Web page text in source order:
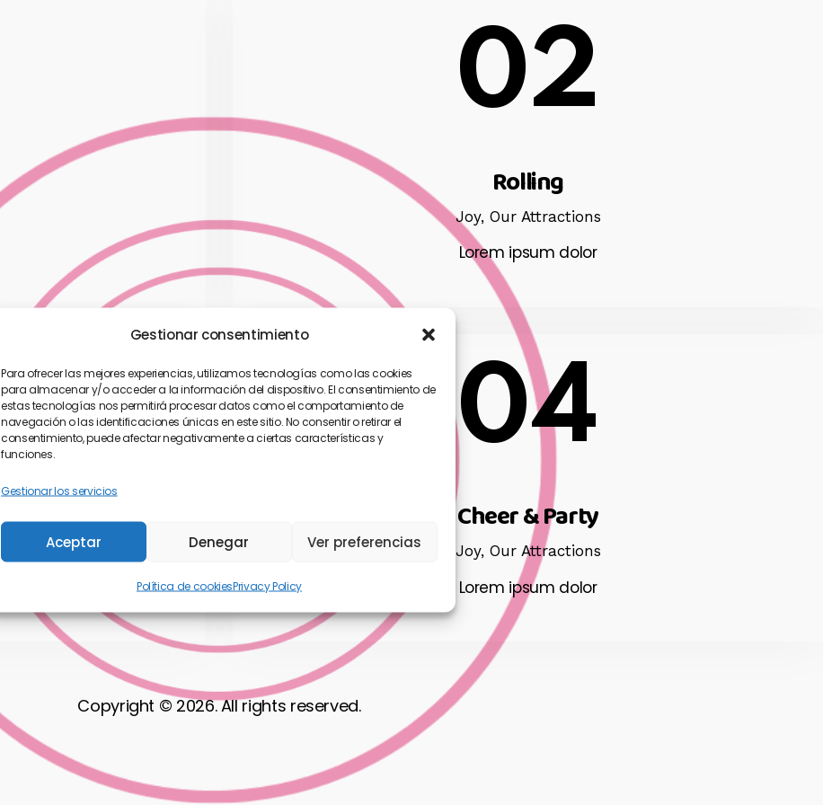
Gestionar consentimiento
Para ofrecer las mejores experiencias, utilizamos tecnologías como las cookies
para almacenar y/o acceder a la información del dispositivo. El consentimiento de
estas tecnologías nos permitirá procesar datos como el comportamiento de
navegación o las identificaciones únicas en este sitio. No consentir o retirar el
consentimiento, puede afectar negativamente a ciertas características y
funciones.
Gestionar los servicios
Aceptar Denegar Ver preferencias
Política de cookiesPrivacy Policy
02
Rolling
Joy, Our Attractions
Lorem ipsum dolor
04
Cheer & Party
Joy, Our Attractions
Lorem ipsum dolor
Copyright © 2026. All rights reserved.